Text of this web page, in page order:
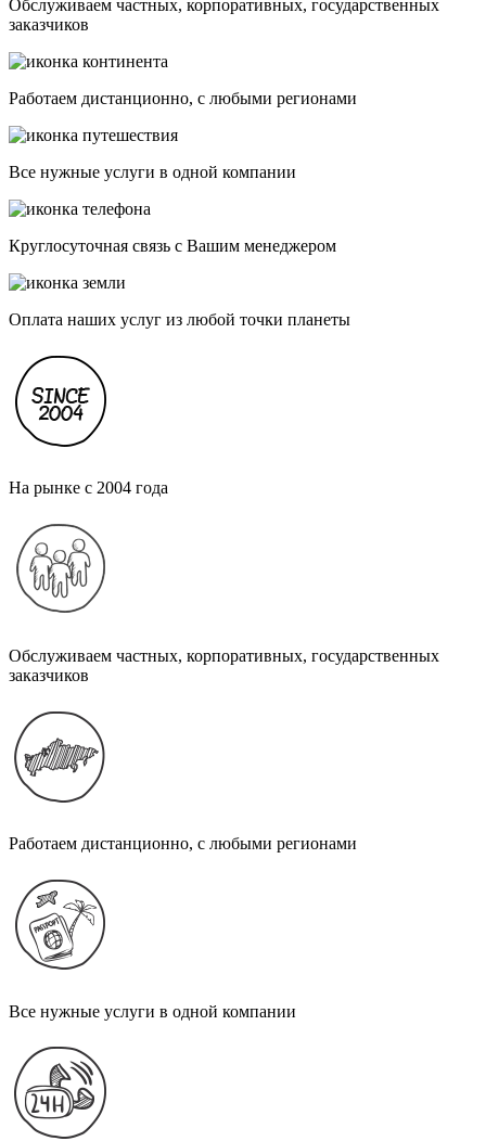
Обслуживаем частных, корпоративных, государственных
заказчиков
Работаем дистанционно, с любыми регионами
Все нужные услуги в одной компании
Круглосуточная связь с Вашим менеджером
Оплата наших услуг из любой точки планеты
На рынке с 2004 года
Обслуживаем частных, корпоративных, государственных
заказчиков
Работаем дистанционно, с любыми регионами
Все нужные услуги в одной компании